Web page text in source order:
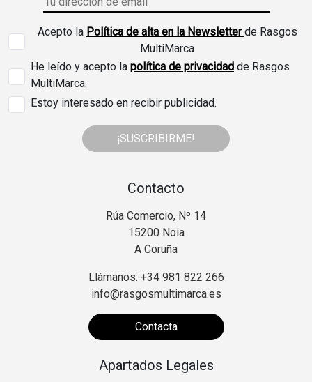
Acepto la Política de alta en la Newsletterde Rasgos
MultiMarca
He leído y acepto la política de privacidad de Rasgos
MultiMarca.
Estoy interesado en recibir publicidad.
¡SUSCRIBIRME!
Contacto
Rúa Comercio, Nº 14
15200 Noia
A Coruña
Llámanos: +34 981 822 266
info@rasgosmultimarca.es
Contacta
Apartados Legales